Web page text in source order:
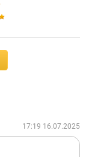
17:19 16.07.2025